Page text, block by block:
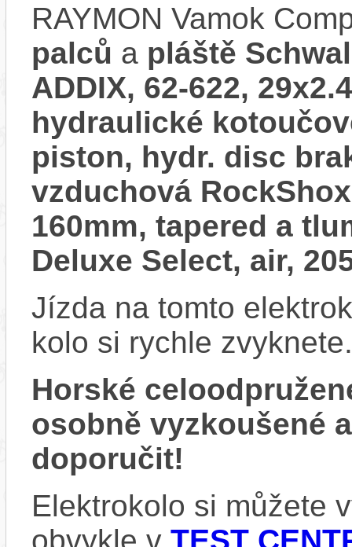
RAYMON Vamok
palců a pláště
ADDIX, 62-622,
hydraulické
piston, hydr. disc
vzduchová
160mm, tapered a
Deluxe Select, air,
Jízda na tomto
kolo si rychle zvyknete.
Horské
osobně vyzkoušené
doporučit!
Elektrokolo si můžete
obvykle v TEST